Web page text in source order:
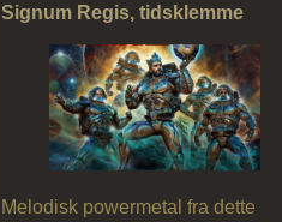
Signum Regis, tidsklemme
Melodisk powermetal fra dette